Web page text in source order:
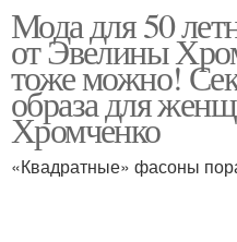
пятидесятилетних
женщин
Одежда для женщин
Мода для 50
от Эвелины
тоже можно!
образа для
Хромченко
«Квадратные» фасоны